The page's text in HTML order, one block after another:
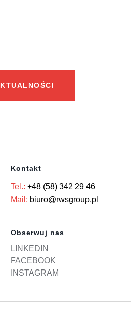
Kontakt
Tel.: +48 (58) 342 29 46
Mail: biuro@rwsgroup.pl
Obserwuj nas
LINKEDIN
FACEBOOK
INSTAGRAM